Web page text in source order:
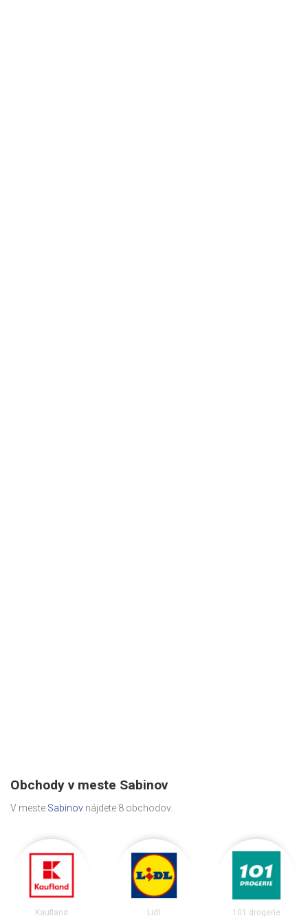
Obchody v meste Sabinov
V meste Sabinov nájdete 8 obchodov.
Kaufland Lidl 101 drogerie